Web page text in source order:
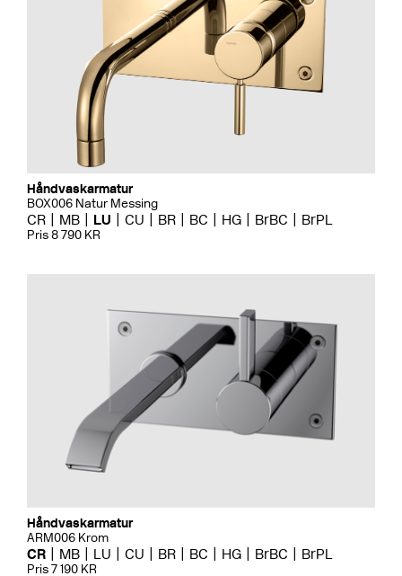
Håndvaskarmatur
BOX006 Natur Messing
CR MB LU CU BR BC HG BrBC BrPL
Pris 8 790 KR
Håndvaskarmatur
ARM006 Krom
CR MB LU CU BR BC HG BrBC BrPL
Pris 7 190 KR